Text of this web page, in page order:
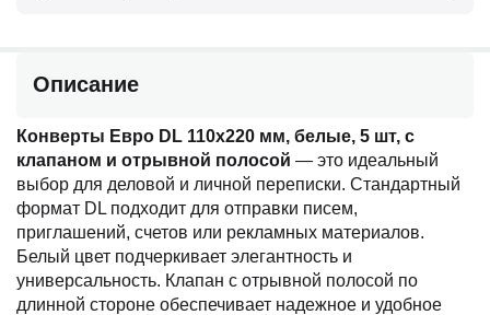
Описание
Конверты Евро DL 110x220 мм, белые, 5 шт, с
клапаном и отрывной полосой — это идеальный
выбор для деловой и личной переписки. Стандартный
формат DL подходит для отправки писем,
приглашений, счетов или рекламных материалов.
Белый цвет подчеркивает элегантность и
универсальность. Клапан с отрывной полосой по
длинной стороне обеспечивает надежное и удобное